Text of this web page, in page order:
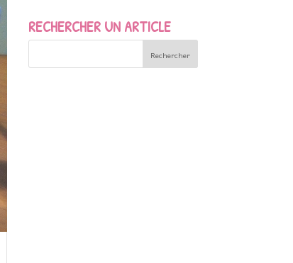
RECHERCHER UN ARTICLE